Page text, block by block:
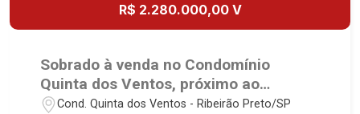
Quinta da Alvorada, Monte Rey, Garden Villa e
Quinta do Golfe. Avenida João Fiúsa, 1051 - Alto
R$ 2.280.000,00 V
Sobrado à venda no Condomínio
Quinta dos Ventos, próximo ao
Shopping Iguatemi - Ribeirão Preto/SP.
Cond. Quinta dos Ventos - Ribeirão Preto/SP